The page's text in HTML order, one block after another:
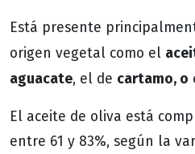
Está presente
origen vegetal como el
aguacate, el de cartamo, o
El aceite de oliva está
entre 61 y 83%, según la